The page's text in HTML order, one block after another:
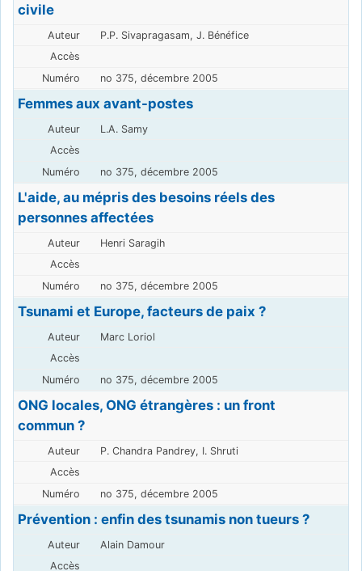
civile
P.P. Sivapragasam, J. Bénéfice
no 375, décembre 2005
Femmes aux avant-postes
L.A. Samy
no 375, décembre 2005
L'aide, au mépris des besoins réels des
personnes affectées
Henri Saragih
no 375, décembre 2005
Tsunami et Europe, facteurs de paix ?
Marc Loriol
no 375, décembre 2005
ONG locales, ONG étrangères : un front
commun ?
P. Chandra Pandrey, I. Shruti
no 375, décembre 2005
Prévention : enfin des tsunamis non tueurs ?
Alain Damour